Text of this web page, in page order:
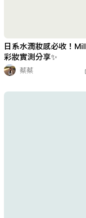
日系水潤妝感必收！
彩妝實測分享✨
蔡蔡